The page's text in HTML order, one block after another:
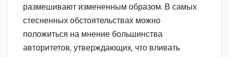
размешивают измененным образом. В самых
стесненных обстоятельствах можно
положиться на мнение большинства
авторитетов, утверждающих, что вливать